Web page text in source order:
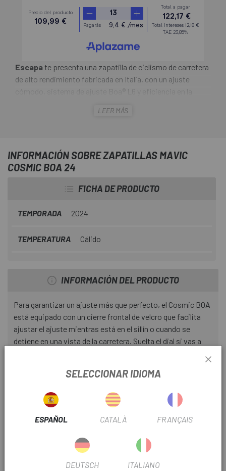
Escapa te presenta una zapatilla de ciclismo de carretera
de alto rendimiento fabricada en Italia, con un ajuste
cómodo, sistema de ajuste Boa® L6 y eficiencia en la
para los ciclistas de carretera que buscan un rendimiento
de primer nivel, un confort excepcional y una transferencia
de potencia sin precedentes. Con un sistema de ajuste
BOA® L6 ultraligero, estas zapatillas ofrecen microajuste
LEER MÁS
INFORMACIÓN SOBRE ZAPATILLAS MAVIC
COSMIC BOA 24
FICHA DE PRODUCTO
TEMPORADA 2024
TEMPERATURA Cálido
INFORMACIÓN DEL PRODUCTO
Para garantizar un ajuste más que perfecto, el Cosmic BOA
está equipado con un cierre frontal de velcro que facilita
ajustar el ajuste mientras está en el sillín o cuando se
detiene en una vista de la carretera. Suelta el dial si vas a
compuesta de cuero sintético perforado es liviana y ofrece
y secos incluso durante los paseos más intensos. En
términos de comodidad, la Cosmic BOA no deja nada al azar
y se beneficia de las profundas raíces y experiencia ciclista
de Mavic. Una puntera más ancha permite que los dedos se
muevan sin descuidarse. La plantilla de espuma
viscoelástica de alta calidad está especialmente diseñada
SELECCIONAR IDIOMA
ESPAÑOL CATALÀ FRANÇAIS
DEUTSCH ITALIANO